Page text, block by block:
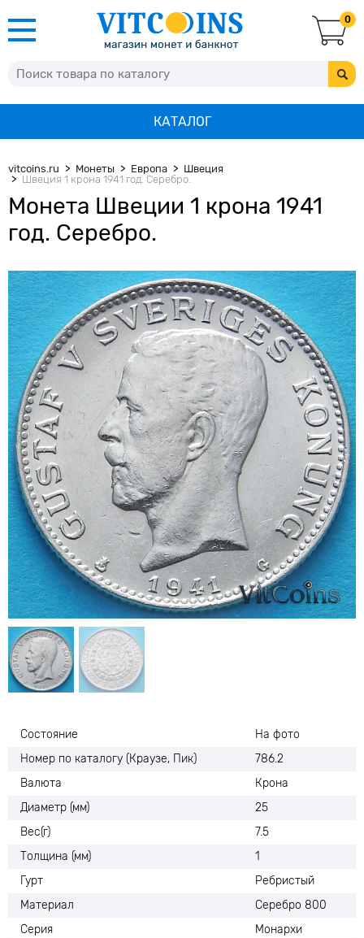
0
КАТАЛОГ
vitcoins.ru Монеты Европа
Швеция
Швеция 1 крона 1941 год. Серебро.
Монета Швеции 1 крона 1941
год. Серебро.
Состояние
На фото
Номер по каталогу (Краузе, Пик)
786.2
Валюта
Крона
Диаметр (мм)
25
Вес(г)
7.5
Толщина (мм)
1
Гурт
Ребристый
Материал
Серебро 800
Серия
Монархи